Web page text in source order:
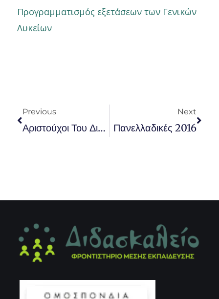
Προγραμματισμός εξετάσεων των Γενικών
Λυκείων
Previous
Αριστούχοι Του Διδασκαλείου
Next
Πανελλαδικές 2016